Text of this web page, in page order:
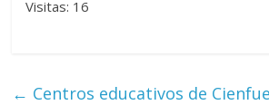
Visitas: 16
← Centros educativos de